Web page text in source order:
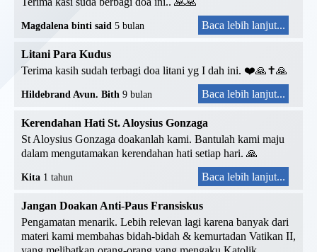
Magdalena binti said 5 bulan Baca lebih lanjut...
Litani Para Kudus
Terima kasih sudah terbagi doa litani yg I dah ini. ❤️🙏✝️🙏
Hildebrand Avun. Bith 9 bulan Baca lebih lanjut...
Kerendahan Hati St. Aloysius Gonzaga
St Aloysius Gonzaga doakanlah kami. Bantulah kami maju
dalam mengutamakan kerendahan hati setiap hari. 🙏
Kita 1 tahun Baca lebih lanjut...
Jangan Doakan Anti-Paus Fransiskus
Pengamatan menarik. Lebih relevan lagi karena banyak dari
materi kami membahas bidah-bidah & kemurtadan Vatikan II,